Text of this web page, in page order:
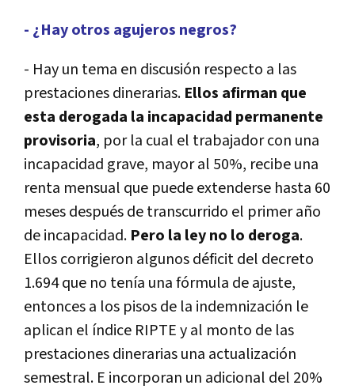
- ¿Hay otros agujeros negros?
- Hay un tema en discusión respecto a las
prestaciones dinerarias. Ellos afirman que
esta derogada la incapacidad permanente
provisoria, por la cual el trabajador con una
incapacidad grave, mayor al 50%, recibe una
renta mensual que puede extenderse hasta 60
meses después de transcurrido el primer año
de incapacidad. Pero la ley no lo deroga.
Ellos corrigieron algunos déficit del decreto
1.694 que no tenía una fórmula de ajuste,
entonces a los pisos de la indemnización le
aplican el índice RIPTE y al monto de las
prestaciones dinerarias una actualización
semestral. E incorporan un adicional del 20%